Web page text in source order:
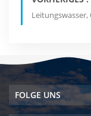
Leitungswasser,
FOLGE UNS